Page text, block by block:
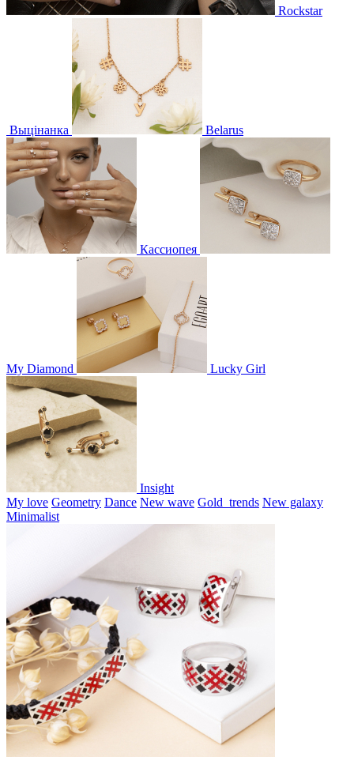
Rockstar
Выцінанка Belarus
Кассиопея
My Diamond Lucky Girl
Insight
My love Geometry Dance New wave Gold_trends New galaxy
Minimalist